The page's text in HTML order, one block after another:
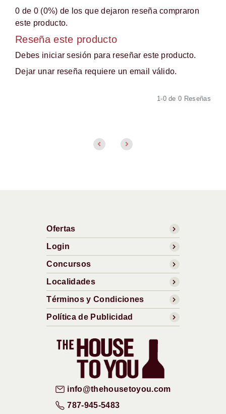
0 de 0 (0%) de los que dejaron reseña compraron
este producto.
Reseña este producto
Debes iniciar sesión para reseñar este producto.
Dejar unar reseña requiere un email válido.
1-0 de 0 Reseñas
Ofertas
Login
Concursos
Localidades
Términos y Condiciones
Política de Publicidad
info@thehousetoyou.com
787-945-5483